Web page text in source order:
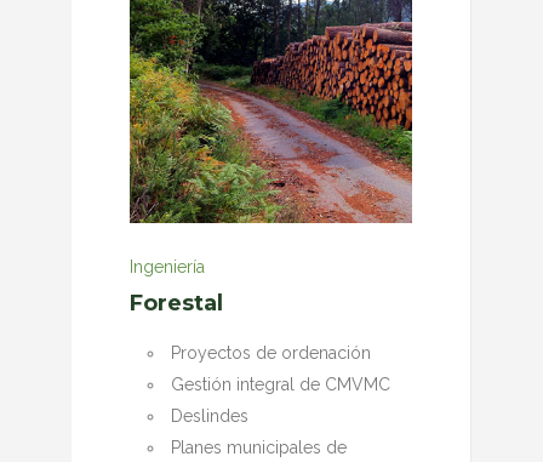
Ingeniería
Forestal
Proyectos de ordenación
Gestión integral de CMVMC
Deslindes
Planes municipales de